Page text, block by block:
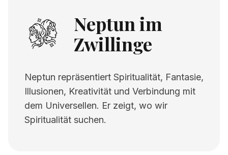
Neptun im
Zwillinge
Neptun repräsentiert Spiritualität, Fantasie,
Illusionen, Kreativität und Verbindung mit
dem Universellen. Er zeigt, wo wir
Spiritualität suchen.